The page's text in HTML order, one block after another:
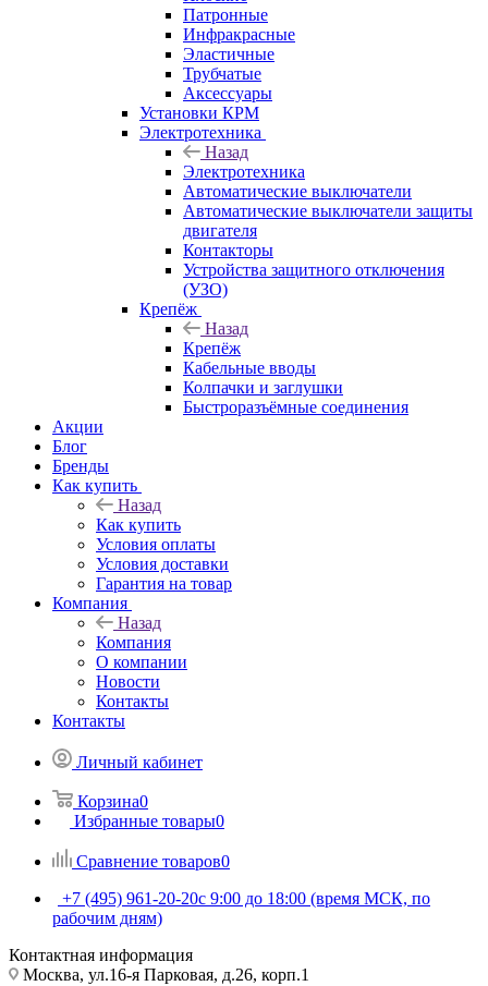
Патронные
Инфракрасные
Эластичные
Трубчатые
Аксессуары
Установки КРМ
Электротехника
Назад
Электротехника
Автоматические выключатели
Автоматические выключатели защиты
двигателя
Контакторы
Устройства защитного отключения
(УЗО)
Крепёж
Назад
Крепёж
Кабельные вводы
Колпачки и заглушки
Быстроразъёмные соединения
Акции
Блог
Бренды
Как купить
Назад
Как купить
Условия оплаты
Условия доставки
Гарантия на товар
Компания
Назад
Компания
О компании
Новости
Контакты
Контакты
Личный кабинет
Корзина0
Избранные товары0
Сравнение товаров0
+7 (495) 961-20-20с 9:00 до 18:00 (время МСК, по
рабочим дням)
Контактная информация
Москва, ул.16-я Парковая, д.26, корп.1